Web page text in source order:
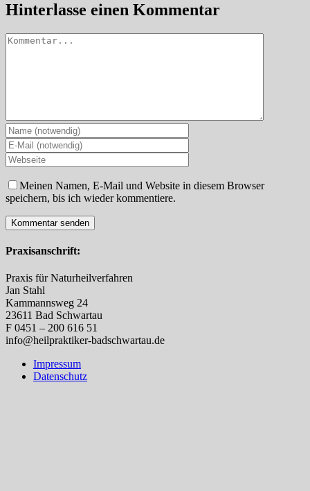
Hinterlasse einen Kommentar
Kommentar
Meinen Namen, E-Mail und Website in diesem Browser
speichern, bis ich wieder kommentiere.
Praxisanschrift:
Praxis für Naturheilverfahren
Jan Stahl
Kammannsweg 24
23611 Bad Schwartau
F 0451 – 200 616 51
info@heilpraktiker-badschwartau.de
Impressum
Datenschutz